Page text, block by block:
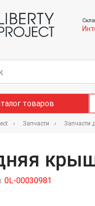
товаров
Запчасти Запчасти
0L-00030981